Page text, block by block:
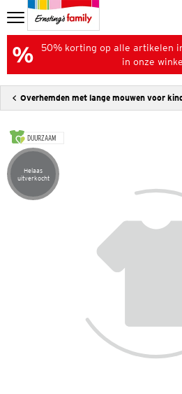
50% korting op alle artikelen
in onze
Overhemden met lange mouwen voor
DUURZAAM
Artikel helaas uitverkocht
Helaas
uitverkocht